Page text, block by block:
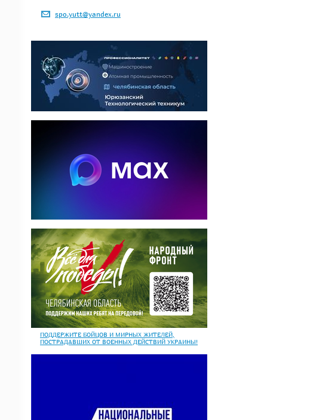
spo.yutt@yandex.ru
ПОДДЕРЖИТЕ БОЙЦОВ И МИРНЫХ ЖИТЕЛЕЙ,
ПОСТРАДАВШИХ ОТ ВОЕННЫХ ДЕЙСТВИЙ УКРАИНЫ!